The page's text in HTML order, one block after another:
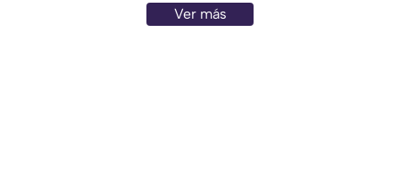
Ver más